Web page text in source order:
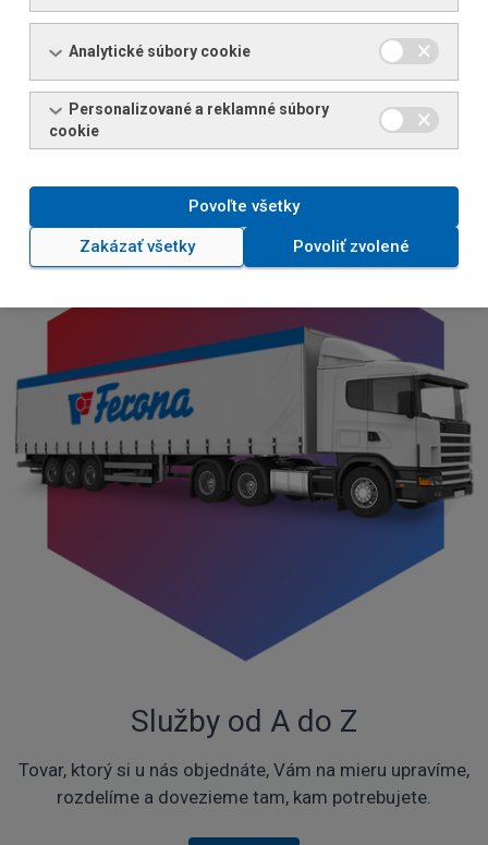
Služby od A do Z
Tovar, ktorý si u nás objednáte, Vám na mieru upravíme,
rozdelíme a dovezieme tam, kam potrebujete.
Analytické súbory cookie
Personalizované a reklamné súbory
cookie
Povoľte všetky
Zakázať všetky Povoliť zvolené